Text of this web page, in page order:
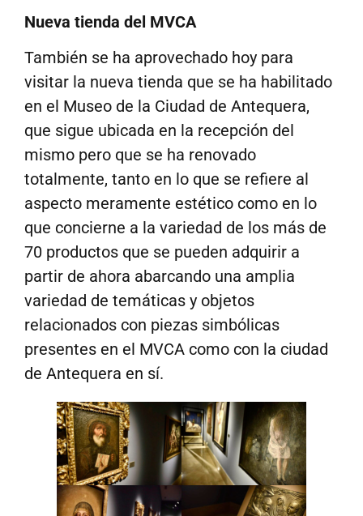
Nueva tienda del MVCA
También se ha aprovechado hoy para
visitar la nueva tienda que se ha habilitado
en el Museo de la Ciudad de Antequera,
que sigue ubicada en la recepción del
mismo pero que se ha renovado
totalmente, tanto en lo que se refiere al
aspecto meramente estético como en lo
que concierne a la variedad de los más de
70 productos que se pueden adquirir a
partir de ahora abarcando una amplia
variedad de temáticas y objetos
relacionados con piezas simbólicas
presentes en el MVCA como con la ciudad
de Antequera en sí.